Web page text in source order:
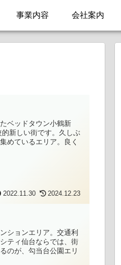
事業内容 会社案内
ベッドタウン小鶴新
新しい街です。久しぶ
めているエリア。良く
2022.11.30 2024.12.23
ションエリア。交通利
ティ仙台ならでは、街
のが、勾当台公園エリ